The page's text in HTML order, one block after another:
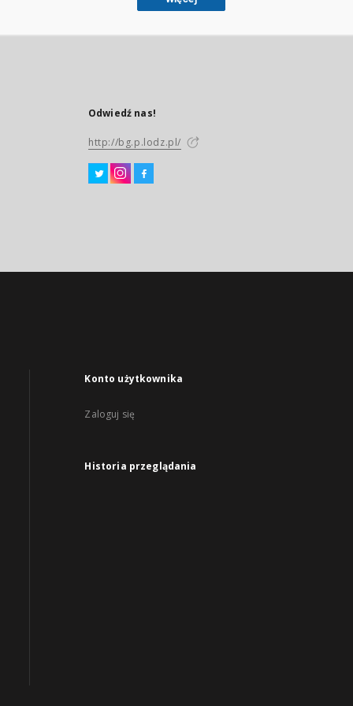
Odwiedź nas!
http://bg.p.lodz.pl/
Konto użytkownika
Zaloguj się
Historia przeglądania